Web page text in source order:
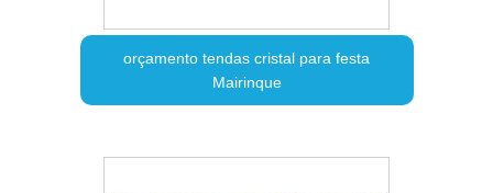
orçamento tendas cristal para festa
Mairinque